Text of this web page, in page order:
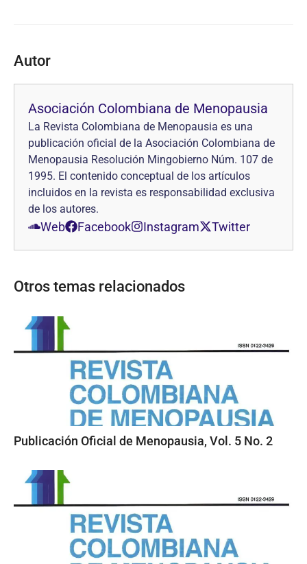
Autor
Asociación Colombiana de Menopausia
La Revista Colombiana de Menopausia es una
publicación oficial de la Asociación Colombiana de
Menopausia Resolución Mingobierno Núm. 107 de
1995. El contenido conceptual de los artículos
incluidos en la revista es responsabilidad exclusiva
de los autores.
Web Facebook Instagram Twitter
Otros temas relacionados
Publicación Oficial de Menopausia, Vol. 5 No. 2